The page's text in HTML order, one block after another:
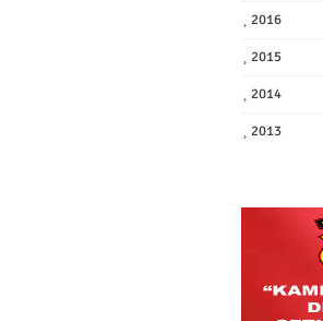
2016
2015
2014
2013